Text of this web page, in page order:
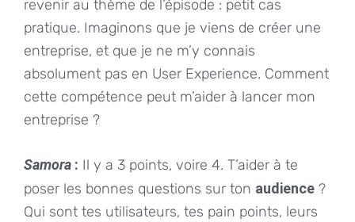
revenir au thème de l’épisode : petit cas
pratique. Imaginons que je viens de créer une
entreprise, et que je ne m’y connais
absolument pas en User Experience. Comment
cette compétence peut m’aider à lancer mon
entreprise ?
Samora : Il y a 3 points, voire 4. T’aider à te
poser les bonnes questions sur ton audience ?
Qui sont tes utilisateurs, tes pain points, leurs